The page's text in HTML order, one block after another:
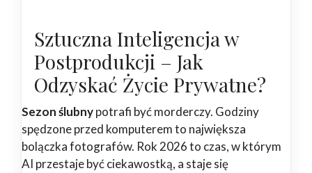
Sztuczna Inteligencja w
Postprodukcji – Jak
Odzyskać Życie Prywatne?
Sezon ślubnypotrafi być morderczy. Godziny
spędzone przed komputerem to największa
bolączka fotografów. Rok 2026 to czas, w którym
AI przestaje być ciekawostką, a staje się